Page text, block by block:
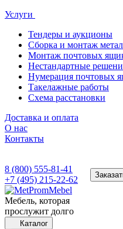
Услуги
Тендеры и аукционы
Сборка и монтаж
Монтаж почтовых
Нестандартные
Нумерация почтовых
Такелажные работы
Схема расстановки
Доставка и оплата
О нас
Контакты
8 (800) 555-81-41
+7 (495) 215-22-62
Мебель, которая
прослужит долго
Каталог